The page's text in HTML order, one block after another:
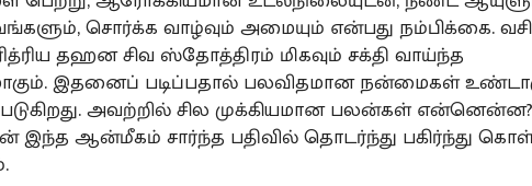
சொர்க்க வாழ்வும் அமையும் என்பது நம்பிக்கை.
தஹன சிவ ஸ்தோத்திரம் மிகவும் சக்தி வாய்ந்த
இதனைப் படிப்பதால் பலவிதமான நன்மைகள்
அவற்றில் சில முக்கியமான பலன்கள் என்னென்ன?
இந்த ஆன்மீகம் சார்ந்த பதிவில் தொடர்ந்து பகிர்ந்து